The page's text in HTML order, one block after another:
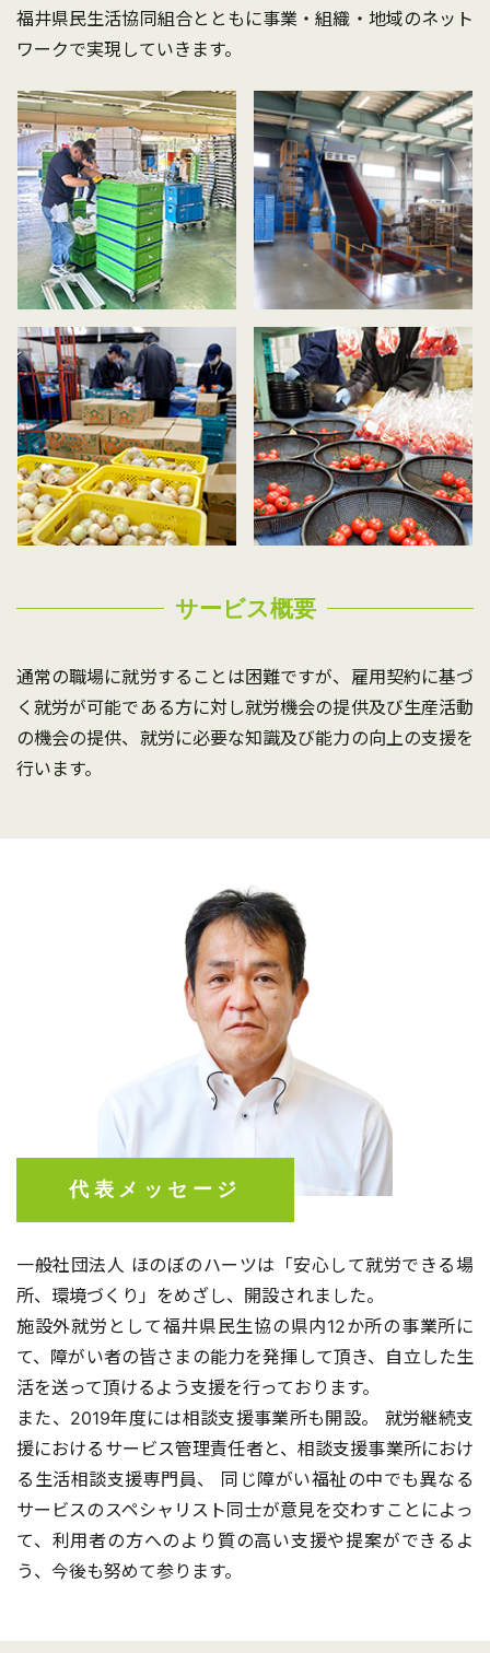
福井県民生活協同組合とともに事業・組織・地域のネット
ワークで実現していきます。
サービス概要
通常の職場に就労することは困難ですが、雇用契約に基づ
く就労が可能である方に対し就労機会の提供及び生産活動
の機会の提供、就労に必要な知識及び能力の向上の支援を
行います。
代表メッセージ
一般社団法人 ほのぼのハーツは「安心して就労できる場
所、環境づくり」をめざし、開設されました。
施設外就労として福井県民生協の県内12か所の事業所に
て、障がい者の皆さまの能力を発揮して頂き、自立した生
活を送って頂けるよう支援を行っております。
また、2019年度には相談支援事業所も開設。 就労継続支
援におけるサービス管理責任者と、相談支援事業所におけ
る生活相談支援専門員、 同じ障がい福祉の中でも異なる
サービスのスペシャリスト同士が意見を交わすことによっ
て、利用者の方へのより質の高い支援や提案ができるよ
う、今後も努めて参ります。